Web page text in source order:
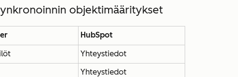
objektimääritykset
HubSpot
Yhteystiedot
Yhteystiedot